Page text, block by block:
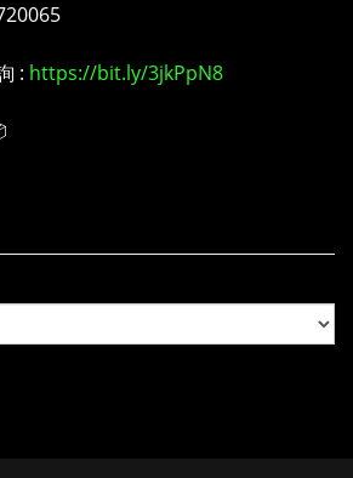
: https://bit.ly/3jkPpN8